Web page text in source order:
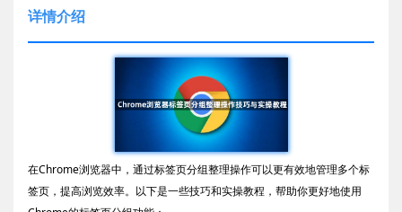
详情介绍
在Chrome浏览器中，通过标签页分组整理操作可以更有效地管理多个标
签页，提高浏览效率。以下是一些技巧和实操教程，帮助你更好地使用